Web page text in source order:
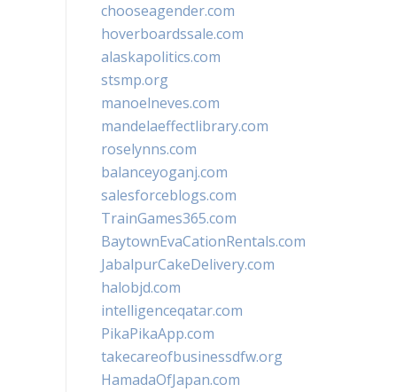
chooseagender.com
hoverboardssale.com
alaskapolitics.com
stsmp.org
manoelneves.com
mandelaeffectlibrary.com
roselynns.com
balanceyoganj.com
salesforceblogs.com
TrainGames365.com
BaytownEvaCationRentals.com
JabalpurCakeDelivery.com
halobjd.com
intelligenceqatar.com
PikaPikaApp.com
takecareofbusinessdfw.org
HamadaOfJapan.com